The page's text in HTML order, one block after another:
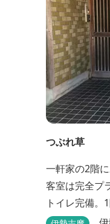
つぶれ草
一軒家の2階
客室は完全プ
トイレ完備。
ンもあります